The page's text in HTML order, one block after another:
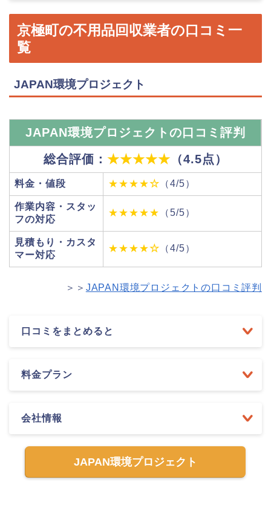
京極町の不用品回収業者の口コミ一
覧
JAPAN環境プロジェクト
JAPAN環境プロジェクトの口コミ評判
総合評価： ★★★★★ （4.5点）
料金・値段 ★★★★☆ （4/5）
作業内容・スタッ
フの対応
★★★★★ （5/5）
見積もり・カスタ
マー対応
★★★★☆ （4/5）
＞＞ JAPAN環境プロジェクトの口コミ評判
口コミをまとめると
料金プラン
会社情報
JAPAN環境プロジェクト